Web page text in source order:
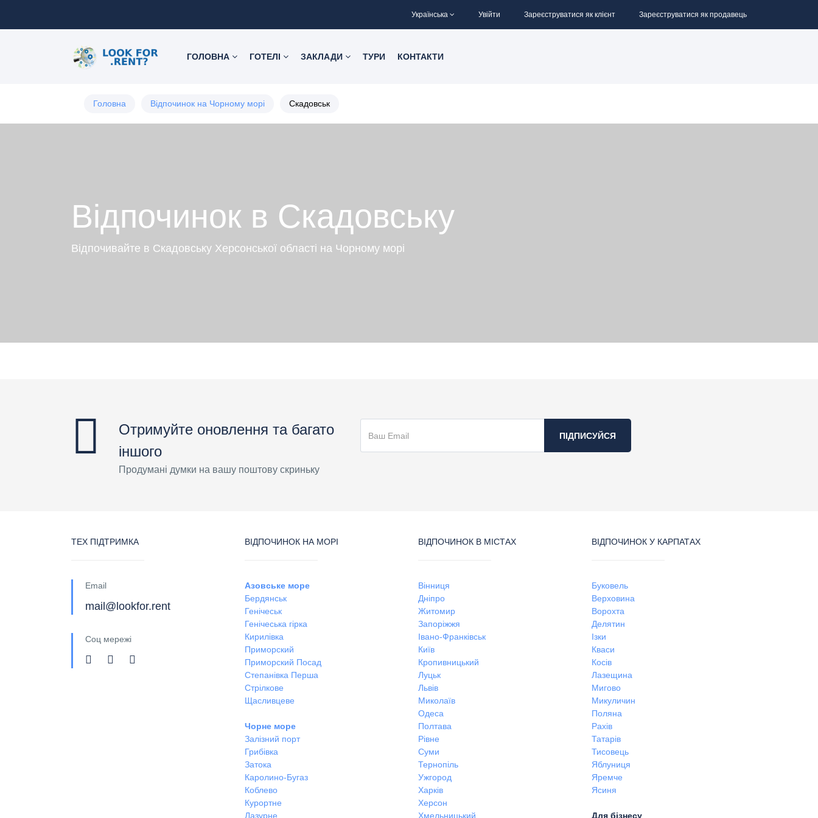
Українська Увійти Зареєструватися як клієнт Зареєструватися як продавець
ГОЛОВНА ГОТЕЛІ ЗАКЛАДИ ТУРИ КОНТАКТИ
Головна Відпочинок на Чорному морі Скадовськ
Відпочинок в Скадовську
Відпочивайте в Скадовську Херсонської області на Чорному морі
Отримуйте оновлення та багато
іншого
Продумані думки на вашу поштову скриньку
ПІДПИСУЙСЯ
ТЕХ ПІДТРИМКА
Email
mail@lookfor.rent
Соц мережі
ВІДПОЧИНОК НА МОРІ
Азовське море
Бердянськ
Генічеськ
Генічеська гірка
Кирилівка
Приморский
Приморский Посад
Степанівка Перша
Стрілкове
Щасливцеве
Чорне море
Залізний порт
Грибівка
Затока
Каролино-Бугаз
Коблево
Курортне
Лазурне
ВІДПОЧИНОК В МІСТАХ
Вінниця
Дніпро
Житомир
Запоріжжя
Івано-Франківськ
Київ
Кропивницький
Луцьк
Львів
Миколаїв
Одеса
Полтава
Рівне
Суми
Тернопіль
Ужгород
Харків
Херсон
Хмельницький
ВІДПОЧИНОК У КАРПАТАХ
Буковель
Верховина
Ворохта
Делятин
Ізки
Кваси
Косів
Лазещина
Мигово
Микуличин
Поляна
Рахів
Татарів
Тисовець
Яблуниця
Яремче
Ясиня
Для бізнесу